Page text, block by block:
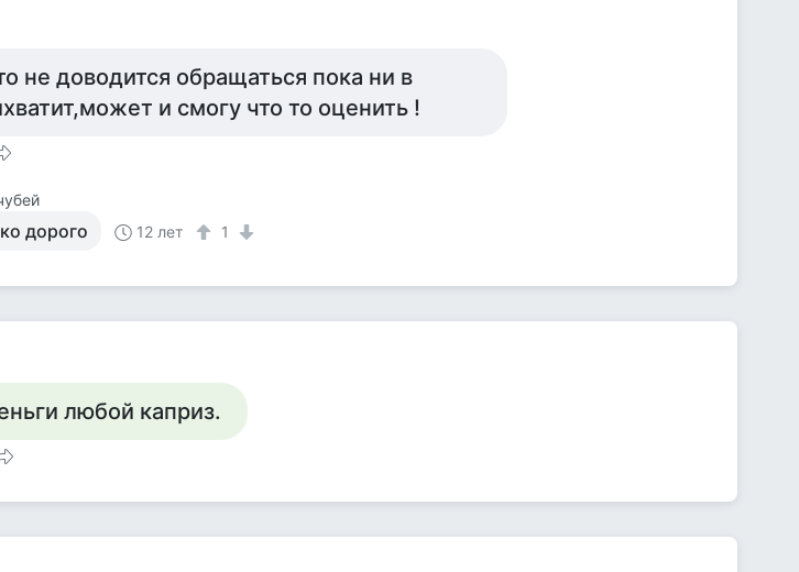
не доводится обращаться пока ни в
и смогу что то оценить !
дорого 12 лет 1
любой каприз.